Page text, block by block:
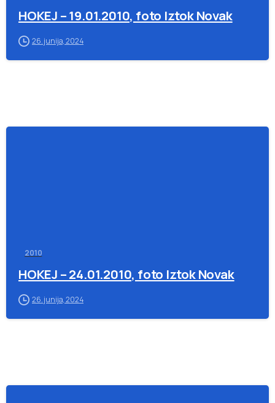
HOKEJ – 19.01.2010, foto Iztok Novak
26. junija, 2024
2010
HOKEJ – 24.01.2010, foto Iztok Novak
26. junija, 2024